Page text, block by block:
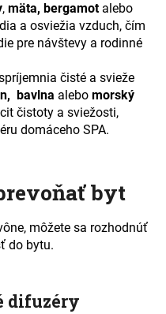
, mäta, bergamotalebo
a osviežia vzduch, čím
pre návštevy a rodinné
čisté a svieže
bavlna alebo morský
čistoty a sviežosti,
domáceho SPA.
byt
môžete sa rozhodnúť
do bytu.
difuzéry